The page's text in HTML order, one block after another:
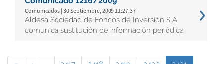
Comunicados | 30 Septiembre, 2009 11:27:37
Aldesa Sociedad de Fondos de Inversión S,A.
comunica sustitución de información periódica